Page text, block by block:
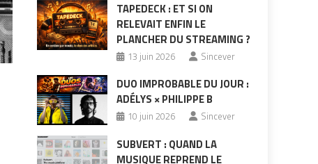
TAPEDECK : ET SI ON
RELEVAIT ENFIN LE
PLANCHER DU STREAMING ?
13 juin 2026 Sincever
DUO IMPROBABLE DU JOUR :
ADÉLYS × PHILIPPE B
10 juin 2026 Sincever
SUBVERT : QUAND LA
MUSIQUE REPREND LE